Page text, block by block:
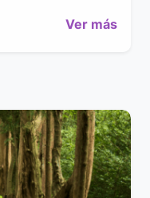
Ver más